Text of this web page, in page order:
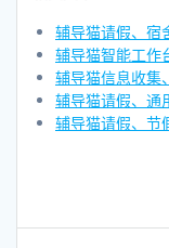
辅导猫请假、宿
辅导猫智能工作
辅导猫信息收集
辅导猫请假、通
辅导猫请假、节